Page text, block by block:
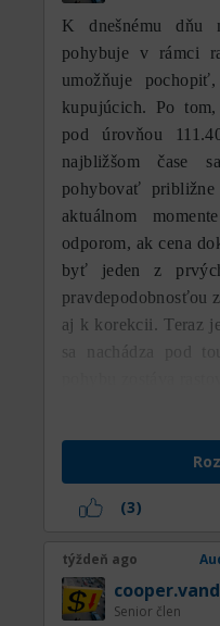
K dnešnému dňu
pohybuje v rámci
umožňuje
kupujúcich. Po
pod úrovňou
najbližšom čase
pohybovať
aktuálnom
odporom, ak cena
byť jeden z
pravdepodobnosťou
aj k korekcii. Teraz
sa nachádza pod
(3)
týždeň ago
Senior člen